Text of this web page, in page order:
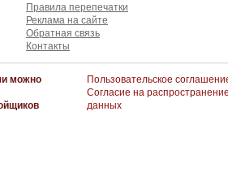
Правила перепечатки
Реклама на сайте
Обратная связь
Контакты
можно
Пользовательское
Согласие на
данных